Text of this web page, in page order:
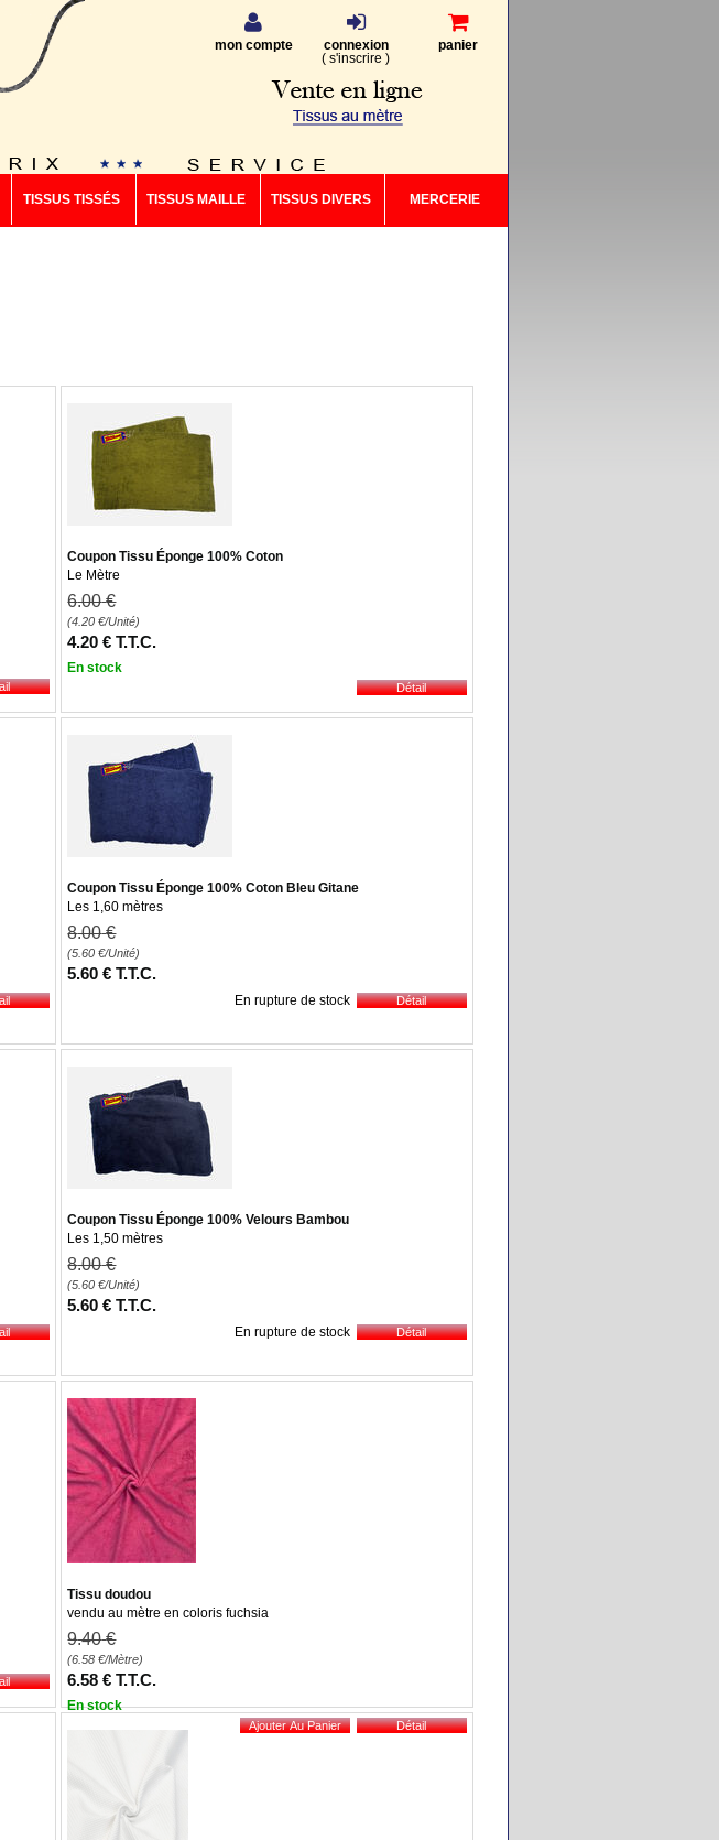
mon compte
connexion
( s'inscrire )
panier
TISSUS TISSÉS TISSUS MAILLE TISSUS DIVERS MERCERIE
Coupon Tissu Éponge 100% Coton
Le Mètre
6.00 €
(4.20€/Unité)
4.20 € T.T.C.
En stock
Coupon Tissu Éponge 100% Coton Bleu Gitane
Les 1,60 mètres
8.00 €
(5.60€/Unité)
5.60 € T.T.C.
En rupture de stock
Coupon Tissu Éponge 100% Velours Bambou
Les 1,50 mètres
8.00 €
(5.60€/Unité)
5.60 € T.T.C.
En rupture de stock
Tissu doudou
vendu au mètre en coloris fuchsia
9.40 €
(6.58€/Mètre)
6.58 € T.T.C.
En stock